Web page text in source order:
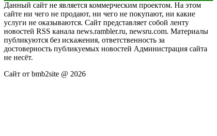
Данный сайт не является коммерческим проектом. На этом
сайте ни чего не продают, ни чего не покупают, ни какие
услуги не оказываются. Сайт представляет собой ленту
новостей RSS канала news.rambler.ru, newsru.com. Материалы
публикуются без искажения, ответственность за
достоверность публикуемых новостей Администрация сайта
не несёт.
Сайт от bmb2site @ 2026